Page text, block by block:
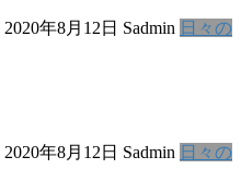
2020年8月12日 Sadmin 日々の
2020年8月12日 Sadmin 日々の